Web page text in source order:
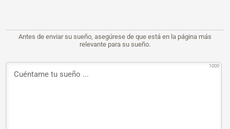
Antes de enviar su sueño, asegúrese de que está en la página más
relevante para su sueño.
1000